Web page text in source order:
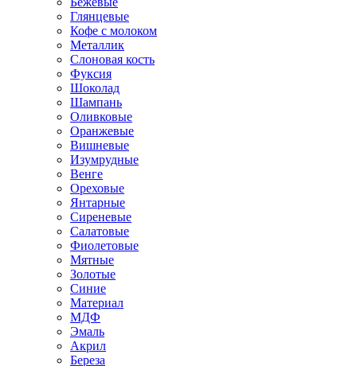
Глянцевые
Кофе с молоком
Металлик
Слоновая кость
Фуксия
Шоколад
Шампань
Оливковые
Оранжевые
Вишневые
Изумрудные
Венге
Ореховые
Янтарные
Сиреневые
Салатовые
Фиолетовые
Мятные
Золотые
Синие
Материал
МДФ
Эмаль
Акрил
Береза